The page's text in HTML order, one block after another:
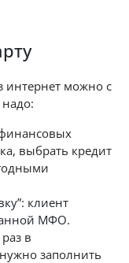
интернет можно с
выбрать кредит
клиент
МФО.
в
заполнить